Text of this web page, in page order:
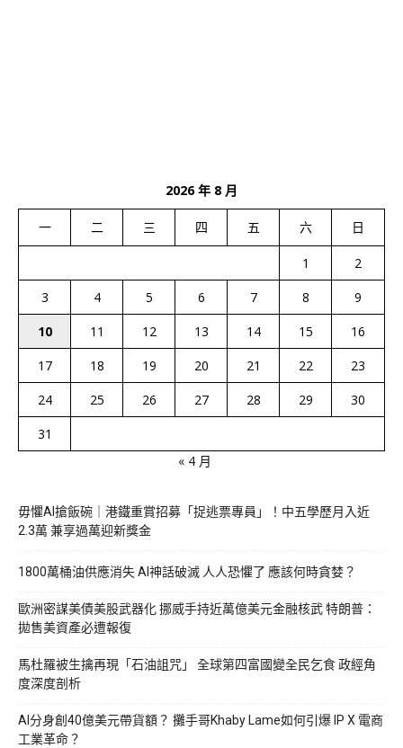
2026 年 8 月
一 二 三 四 五 六 日
1
2
3
4 5 6 7 8
9
10
11 12 13 14 15
16
17
18 19 20 21 22
23
24
25 26 27 28 29
30
31
« 4 月
毋懼AI搶飯碗｜港鐵重賞招募「捉逃票專員」！中五學歷月入近
2.3萬 兼享過萬迎新獎金
1800萬桶油供應消失 AI神話破滅 人人恐懼了 應該何時貪婪？
歐洲密謀美債美股武器化 挪威手持近萬億美元金融核武 特朗普：
拋售美資產必遭報復
馬杜羅被生擒再現「石油詛咒」 全球第四富國變全民乞食 政經角
度深度剖析
AI分身創40億美元帶貨額？ 攤手哥Khaby Lame如何引爆 IP X 電商
工業革命？